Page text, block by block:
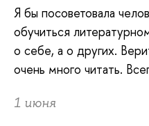
Я бы посоветовала
обучиться
о себе, а о других.
очень много читать.
1 июня